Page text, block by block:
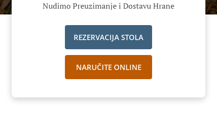
Nudimo Preuzimanje i Dostavu Hrane
REZERVACIJA STOLA
NARUČITE ONLINE